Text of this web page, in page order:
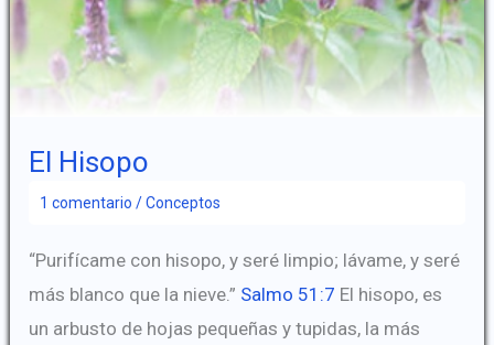
El Hisopo
1 comentario /Conceptos
“Purifícame con hisopo, y seré limpio; lávame, y seré
más blanco que la nieve.” Salmo 51:7 El hisopo, es
un arbusto de hojas pequeñas y tupidas, la más